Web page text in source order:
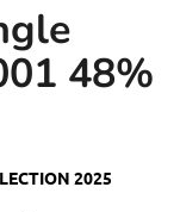
48%
2025